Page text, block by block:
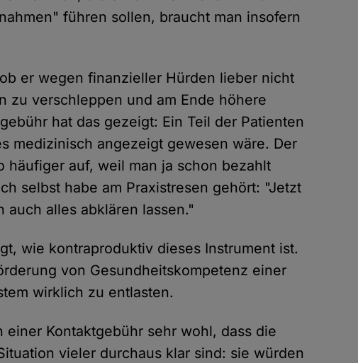
führen sollen, braucht man insofern
er wegen finanzieller Hürden lieber nicht
zu verschleppen und am Ende höhere
hat das gezeigt: Ein Teil der Patienten
medizinisch angezeigt gewesen wäre. Der
häufiger auf, weil man ja schon bezahlt
selbst habe am Praxistresen gehört: "Jetzt
alles abklären lassen."
wie kontraproduktiv dieses Instrument ist.
von Gesundheitskompetenz einer
wirklich zu entlasten.
Kontaktgebühr sehr wohl, dass die
vieler durchaus klar sind: sie würden